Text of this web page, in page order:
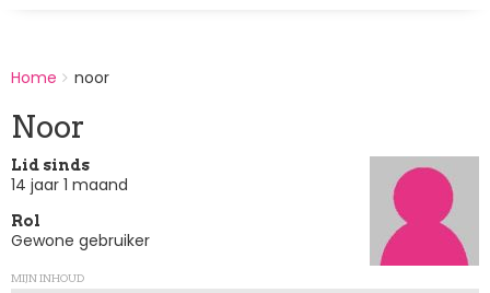
BREADCRUMBS
You
here:
Home noor
Noor
Lid sinds
14 jaar 1 maand
Rol
Gewone gebruiker
MIJN INHOUD